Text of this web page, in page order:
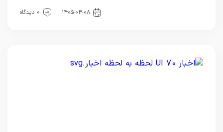
۱۴۰۵-۰۴-۰۸ 0 دیدگاه